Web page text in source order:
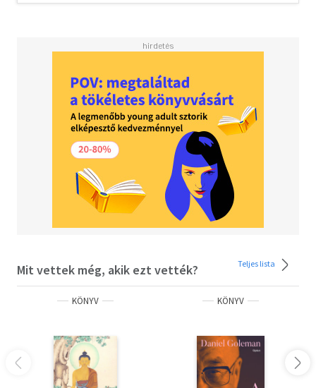
Mit vettek még, akik ezt vették? Teljes lista
KÖNYV KÖNYV